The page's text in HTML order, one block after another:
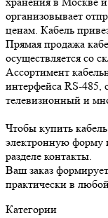
организовывает
ценам. Кабель
Прямая продажа
осуществляется со
Ассортимент
интерфейса RS-485,
телевизионный и
Чтобы купить кабель
электронную форму
разделе контакты.
Ваш заказ
практически в
Категории